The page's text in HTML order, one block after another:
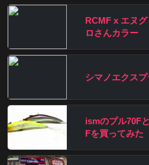
RCMF x エヌ
ロさんカラー
シマノエクス
ismのプル70F
Fを買ってみた